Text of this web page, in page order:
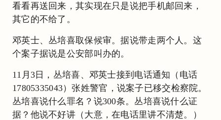
看看再送回来，其实现在只是说把手机邮回来，
其它的不给了。
邓英士、丛培喜取保候审。据说带走两个人。这
个案子据说是公安部叫办的。
11月3日，丛培喜、邓英士接到电话通知（电话
17805335043）张姓警官，说案子已移交检察院。
丛培喜说什么罪名？说300条。丛培喜说什么证
据？他说不好讲（大意，在电话里讲不清楚。）